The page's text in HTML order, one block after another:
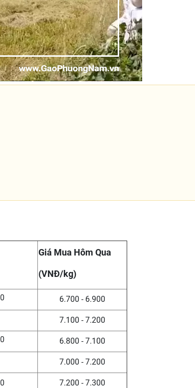
Giá Mua Hôm Qua
(VNĐ/kg)
6.700 - 6.900
7.100 - 7.200
6.800 - 7.100
7.000 - 7.200
7.200 - 7.300